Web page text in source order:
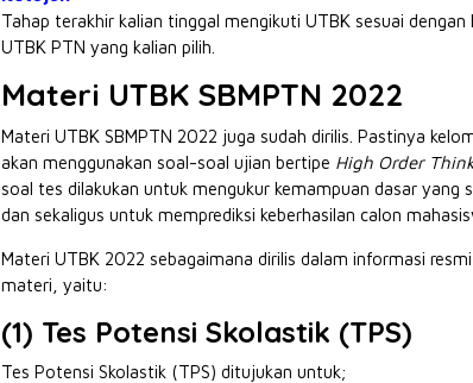
Tahap terakhir kalian tinggal mengikuti UTBK sesuai
UTBK PTN yang kalian pilih.
Materi UTBK SBMPTN 2022
Materi UTBK SBMPTN 2022 juga sudah dirilis. Pastinya
akan menggunakan soal-soal ujian bertipe High Order
soal tes dilakukan untuk mengukur kemampuan dasar yang
dan sekaligus untuk memprediksi keberhasilan calon
Materi UTBK 2022 sebagaimana dirilis dalam informasi
materi, yaitu:
(1) Tes Potensi Skolastik (TPS)
Tes Potensi Skolastik (TPS) ditujukan untuk;